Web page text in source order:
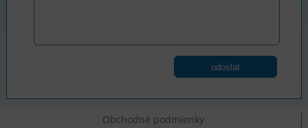
odoslať
Obchodné podmienky